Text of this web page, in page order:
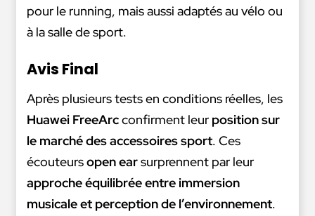
pour le running, mais aussi adaptés au vélo ou
à la salle de sport.
Avis Final
Après plusieurs tests en conditions réelles, les
Huawei FreeArcconfirment leur position sur
le marché des accessoires sport. Ces
écouteursopen earsurprennent par leur
approche équilibrée entre immersion
musicale et perception de l’environnement.